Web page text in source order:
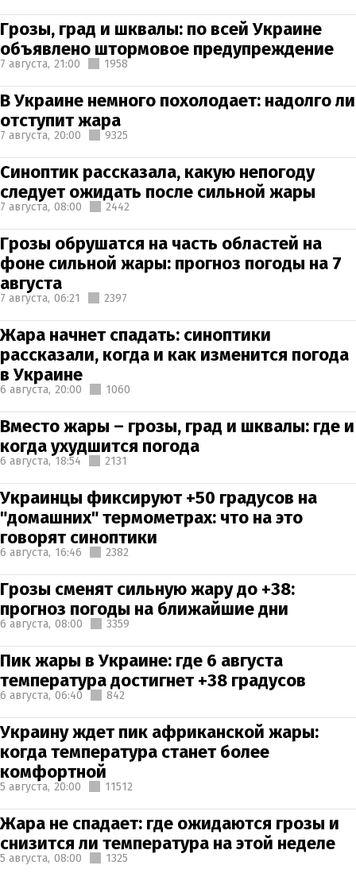
Грозы, град и шквалы: по всей Украине
объявлено штормовое предупреждение
7 августа, 21:00 1958
В Украине немного похолодает: надолго ли
отступит жара
7 августа, 20:00 9325
Синоптик рассказала, какую непогоду
следует ожидать после сильной жары
7 августа, 08:00 2442
Грозы обрушатся на часть областей на
фоне сильной жары: прогноз погоды на 7
августа
7 августа, 06:21 2397
Жара начнет спадать: синоптики
рассказали, когда и как изменится погода
в Украине
6 августа, 20:00 1060
Вместо жары – грозы, град и шквалы: где и
когда ухудшится погода
6 августа, 18:54 2131
Украинцы фиксируют +50 градусов на
"домашних" термометрах: что на это
говорят синоптики
6 августа, 16:46 2382
Грозы сменят сильную жару до +38:
прогноз погоды на ближайшие дни
6 августа, 08:00 3359
Пик жары в Украине: где 6 августа
температура достигнет +38 градусов
6 августа, 06:40 842
Украину ждет пик африканской жары:
когда температура станет более
комфортной
5 августа, 20:00 11512
Жара не спадает: где ожидаются грозы и
снизится ли температура на этой неделе
5 августа, 08:00 1325